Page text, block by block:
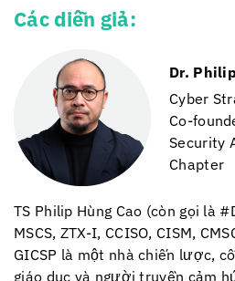
Các diễn giả:
Dr.
Cyber
Co-
Security
Chapter
TS Philip Hùng Cao (còn gọi là
MSCS, ZTX-I, CCISO, CISM,
GICSP là một nhà chiến lược,
giáo dục và người truyền cảm